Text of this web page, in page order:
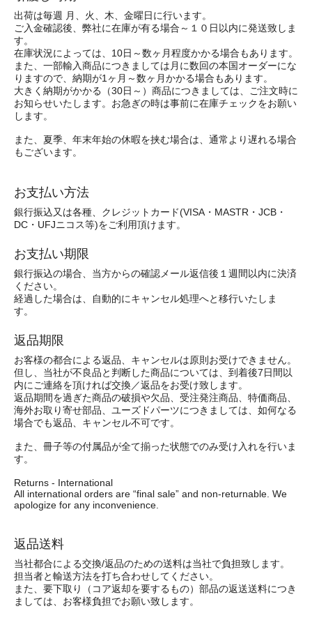
出荷は毎週 月、火、木、金曜日に行います。
ご入金確認後、弊社に在庫が有る場合～１０日以内に発送致しま
す。
在庫状況によっては、10日～数ヶ月程度かかる場合もあります。
また、一部輸入商品につきましては月に数回の本国オーダーにな
りますので、納期が1ヶ月～数ヶ月かかる場合もあります。
大きく納期がかかる（30日～）商品につきましては、ご注文時に
お知らせいたします。お急ぎの時は事前に在庫チェックをお願い
します。
また、夏季、年末年始の休暇を挟む場合は、通常より遅れる場合
もございます。
お支払い方法
銀行振込又は各種、クレジットカード(VISA・MASTR・JCB・
DC・UFJニコス等)をご利用頂けます。
お支払い期限
銀行振込の場合、当方からの確認メール返信後１週間以内に決済
ください。
経過した場合は、自動的にキャンセル処理へと移行いたしま
す。
返品期限
お客様の都合による返品、キャンセルは原則お受けできません。
但し、当社が不良品と判断した商品については、到着後7日間以
内にご連絡を頂ければ交換／返品をお受け致します。
返品期間を過ぎた商品の破損や欠品、受注発注商品、特価商品、
海外お取り寄せ部品、ユーズドパーツにつきましては、如何なる
場合でも返品、キャンセル不可です。
また、冊子等の付属品が全て揃った状態でのみ受け入れを行いま
す。
Returns - International
All international orders are “final sale” and non-returnable. We
apologize for any inconvenience.
返品送料
当社都合による交換/返品のための送料は当社で負担致します。
担当者と輸送方法を打ち合わせしてください。
また、要下取り（コア返却を要するもの）部品の返送送料につき
ましては、お客様負担でお願い致します。